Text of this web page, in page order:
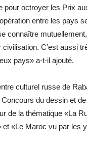
pour octroyer les Prix
entre les pays
connaître
C’est aussi
pays» a-t-il ajouté.
culturel russe de
du dessin et
de la thématique «La
«Le Maroc vu par les